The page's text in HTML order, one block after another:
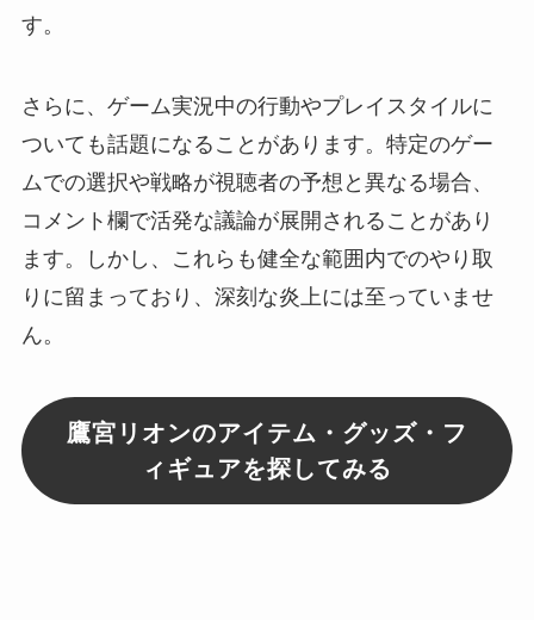
す。
さらに、ゲーム実況中の行動やプレイスタイルに
ついても話題になることがあります。特定のゲー
ムでの選択や戦略が視聴者の予想と異なる場合、
コメント欄で活発な議論が展開されることがあり
ます。しかし、これらも健全な範囲内でのやり取
りに留まっており、深刻な炎上には至っていませ
ん。
鷹宮リオンのアイテム・グッズ・フ
ィギュアを探してみる